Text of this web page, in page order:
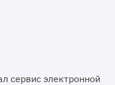
сервис электронной